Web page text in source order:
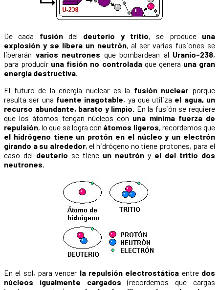
De cada fusióndel deuterio y tritio, se produce una
explosión y se libera un neutrón, al ser varias fusiones se
liberarán varios neutrones que bombardean al Uranio-238,
para producir una fisión no controladaque genera una gran
energía destructiva.
El futuro de la energía nuclear es la fusión nuclear porque
resulta ser una fuente inagotable, ya que utiliza el agua, un
recurso abundante, barato y limpio. En la fusión se requiere
que los átomos tengan núcleos con una mínima fuerza de
repulsión, lo que se logra con átomos ligeros, recordemos que
el hidrógeno tiene un protón en el núcleo y un electrón
girando a su alrededor, el hidrógeno no tiene protones, para el
caso del deuterio se tiene un neutrón y el del tritio dos
neutrones.
En el sol, para vencer la repulsión electrostática entre dos
núcleos igualmente cargados (recordemos que cargas